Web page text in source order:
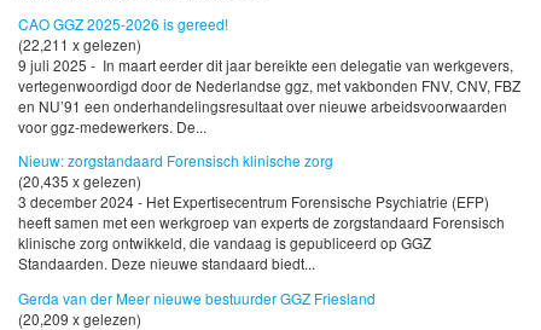
CAO GGZ 2025-2026 is gereed!
(22,211 x gelezen)
9 juli 2025 - In maart eerder dit jaar bereikte een delegatie van werkgevers,
vertegenwoordigd door de Nederlandse ggz, met vakbonden FNV, CNV, FBZ
en NU’91 een onderhandelingsresultaat over nieuwe arbeidsvoorwaarden
voor ggz-medewerkers. De...
Nieuw: zorgstandaard Forensisch klinische zorg
(20,435 x gelezen)
3 december 2024 - Het Expertisecentrum Forensische Psychiatrie (EFP)
heeft samen met een werkgroep van experts de zorgstandaard Forensisch
klinische zorg ontwikkeld, die vandaag is gepubliceerd op GGZ
Standaarden. Deze nieuwe standaard biedt...
Gerda van der Meer nieuwe bestuurder GGZ Friesland
(20,209 x gelezen)